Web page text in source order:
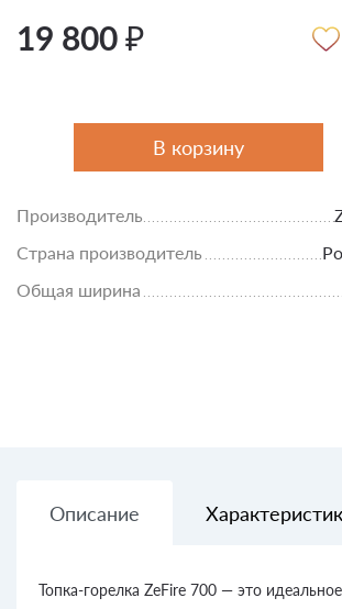
19 800 ₽
В корзину
Производитель
Страна производитель
Общая ширина
Описание
Топка-горелка ZeFire 700 — это идеальное